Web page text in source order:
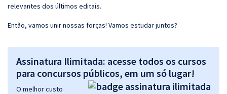
relevantes dos últimos editais.
Então, vamos unir nossas forças! Vamos estudar juntos?
Assinatura Ilimitada: acesse todos os cursos
para concursos públicos, em um só lugar!
O melhor custo